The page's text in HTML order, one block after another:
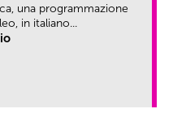
una programmazione
in italiano...